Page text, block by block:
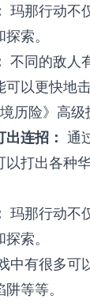
玛那行动不
索。
不同的敌人
以更快地击
历险》高
连招： 通
以打出各种
玛那行动不
索。
中有很多可
等等。